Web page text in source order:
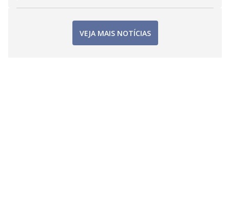
VEJA MAIS NOTÍCIAS